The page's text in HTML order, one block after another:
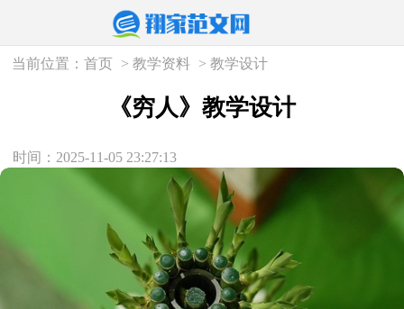
当前位置：首页 >教学资料 >教学设计
《穷人》教学设计
时间：2025-11-05 23:27:13